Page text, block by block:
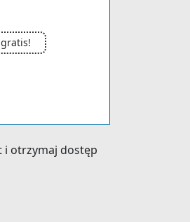
i otrzymaj dostęp